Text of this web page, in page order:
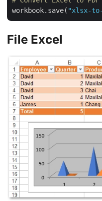
workbook.save( "xlsx-
File Excel